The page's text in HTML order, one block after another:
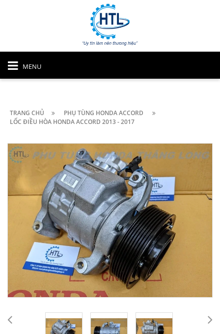
MENU
TRANG CHỦ
PHỤ TÙNG HONDA ACCORD
LỐC ĐIỀU HÒA HONDA ACCORD 2013 - 2017